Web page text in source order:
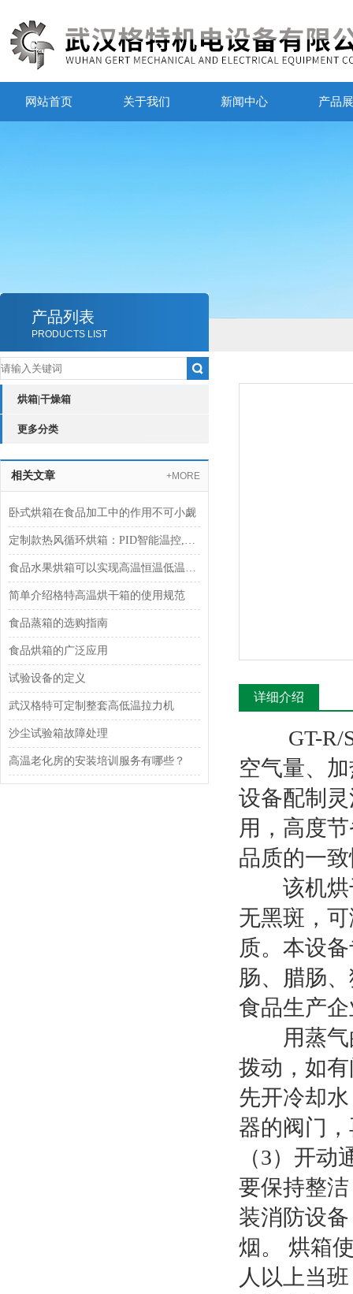
网站首页 关于我们 新闻中心 产品
产品列表
PRODUCTS LIST
烘箱|干燥箱
更多分类
相关文章 +MORE
卧式烘箱在食品加工中的作用不可小觑
定制款热风循环烘箱：PID智能温控,果干肉脯轻松烘
食品水果烘箱可以实现高温恒温低温多种烘烤模式自由
简单介绍格特高温烘干箱的使用规范
食品蒸箱的选购指南
食品烘箱的广泛应用
试验设备的定义
武汉格特可定制整套高低温拉力机
沙尘试验箱故障处理
高温老化房的安装培训服务有哪些？
详细介绍
GT-R/S
空气量、
设备配制
用，高度
品质的一
该机烘干
无黑斑，
质。本设
肠、腊肠
食品生产
用蒸气的
拨动，如
先开冷却
器的阀门
（3）开
要保持整
装消防设
烟。 烘箱
人以上当